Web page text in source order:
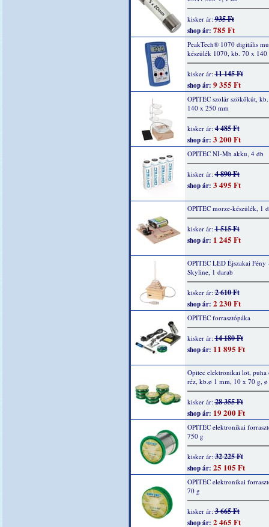
kisker ár:935 Ft
shop ár: 785 Ft
PeakTech® 1070 digitális
készülék 1070, kb. 70 x
kisker ár:11 145 Ft
shop ár: 9 355 Ft
OPITEC szolár szökőkút,
140 x 250 mm
kisker ár:4 485 Ft
shop ár: 3 200 Ft
OPITEC NI-Mh akku, 4 db
kisker ár:4 890 Ft
shop ár: 3 495 Ft
OPITEC morze-készülék, 1
kisker ár:1 515 Ft
shop ár: 1 245 Ft
OPITEC LED Éjszakai Fény
Skyline, 1 darab
kisker ár:2 610 Ft
shop ár: 2 230 Ft
OPITEC forrasztópáka
kisker ár:14 180 Ft
shop ár: 11 895 Ft
Opitec elektronikai lot, puha
réz, kb.ø 1 mm, 10 x 70 g,
kisker ár:28 355 Ft
shop ár: 19 200 Ft
OPITEC elektronikai
750 g
kisker ár:32 225 Ft
shop ár: 25 105 Ft
OPITEC elektronikai
70 g
kisker ár:3 665 Ft
shop ár: 2 465 Ft